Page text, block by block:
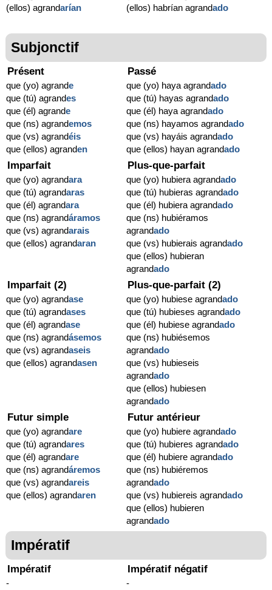
(ellos) agrandarían
(ellos) habrían agrandado
Subjonctif
Présent
que (yo) agrande
que (tú) agrandes
que (él) agrande
que (ns) agrandemos
que (vs) agrandéis
que (ellos) agranden
Passé
que (yo) haya agrandado
que (tú) hayas agrandado
que (él) haya agrandado
que (ns) hayamos agrandado
que (vs) hayáis agrandado
que (ellos) hayan agrandado
Imparfait
que (yo) agrandara
que (tú) agrandaras
que (él) agrandara
que (ns) agrandáramos
que (vs) agrandarais
que (ellos) agrandaran
Plus-que-parfait
que (yo) hubiera agrandado
que (tú) hubieras agrandado
que (él) hubiera agrandado
que (ns) hubiéramos
agrandado
que (vs) hubierais agrandado
que (ellos) hubieran
agrandado
Imparfait (2)
que (yo) agrandase
que (tú) agrandases
que (él) agrandase
que (ns) agrandásemos
que (vs) agrandaseis
que (ellos) agrandasen
Plus-que-parfait (2)
que (yo) hubiese agrandado
que (tú) hubieses agrandado
que (él) hubiese agrandado
que (ns) hubiésemos
agrandado
que (vs) hubieseis
agrandado
que (ellos) hubiesen
agrandado
Futur simple
que (yo) agrandare
que (tú) agrandares
que (él) agrandare
que (ns) agrandáremos
que (vs) agrandareis
que (ellos) agrandaren
Futur antérieur
que (yo) hubiere agrandado
que (tú) hubieres agrandado
que (él) hubiere agrandado
que (ns) hubiéremos
agrandado
que (vs) hubiereis agrandado
que (ellos) hubieren
agrandado
Impératif
Impératif
-
Impératif négatif
-